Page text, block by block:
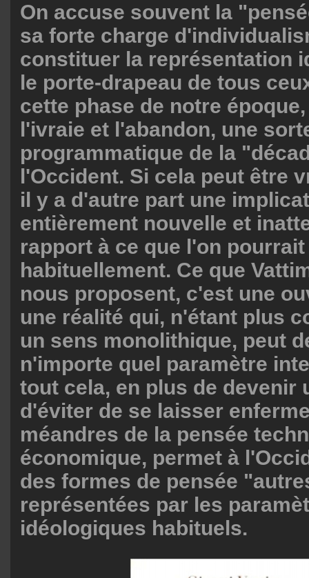
On accuse souvent la
sa forte charge
constituer la représentation
le porte-drapeau de tous
cette phase de notre
l'ivraie et l'abandon, une
programmatique de la
l'Occident. Si cela peut être
il y a d'autre part une
entièrement nouvelle et
rapport à ce que l'on
habituellement. Ce que
nous proposent, c'est une
une réalité qui, n'étant plus
un sens monolithique, peut
n'importe quel paramètre
tout cela, en plus de devenir
d'éviter de se laisser
méandres de la pensée
économique, permet à
des formes de pensée
représentées par les
idéologiques habituels.